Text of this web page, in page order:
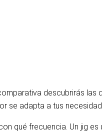
descubrirás las
se adapta a tus
qué frecuencia. Un jig es